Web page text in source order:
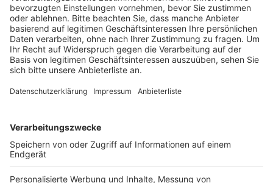
Am Freitag gibt es dann direkt den nächsten Streik.
Dann soll in Berufen, in denen mehrheitlich Frauen
arbeiten, gestreikt werden, zum Beispiel in den über
200 Kölner Kitas. Passend zum „Equal Pay Day“ am 07.
März will sich ver.di für eine gerechte Bezahlung von
Frauen einsetzen.
Weitere Themen von Rhein und Erft
Anzeige